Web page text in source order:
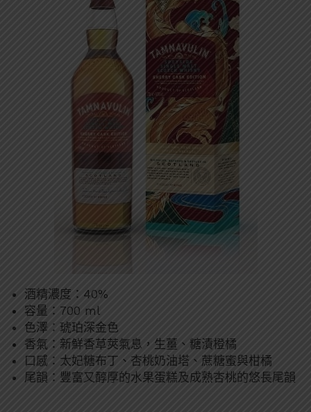
酒精濃度：40%
容量：700 ml
色澤：琥珀深金色
香氣：新鮮香草莢氣息，生薑、糖漬橙橘
口感：太妃糖布丁、杏桃奶油塔、蔗糖蜜與柑橘
尾韻：豐富又醇厚的水果蛋糕及成熟杏桃的悠長尾韻